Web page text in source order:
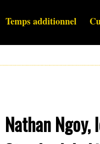
Temps additionnel
Nathan